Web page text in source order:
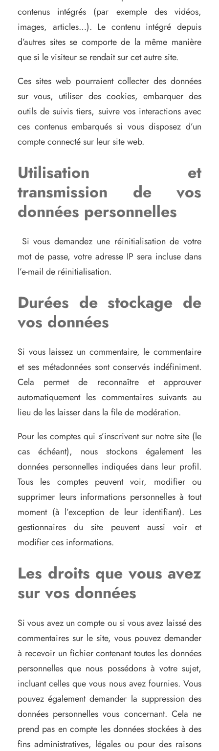
contenus intégrés (par exemple des vidéos,
images, articles…). Le contenu intégré depuis
d’autres sites se comporte de la même manière
que si le visiteur se rendait sur cet autre site.
Ces sites web pourraient collecter des données
sur vous, utiliser des cookies, embarquer des
outils de suivis tiers, suivre vos interactions avec
ces contenus embarqués si vous disposez d’un
compte connecté sur leur site web.
Utilisation et
transmission de vos
données personnelles
Si vous demandez une réinitialisation de votre
mot de passe, votre adresse IP sera incluse dans
l’e-mail de réinitialisation.
Durées de stockage de
vos données
Si vous laissez un commentaire, le commentaire
et ses métadonnées sont conservés indéfiniment.
Cela permet de reconnaître et approuver
automatiquement les commentaires suivants au
lieu de les laisser dans la file de modération.
Pour les comptes qui s’inscrivent sur notre site (le
cas échéant), nous stockons également les
données personnelles indiquées dans leur profil.
Tous les comptes peuvent voir, modifier ou
supprimer leurs informations personnelles à tout
moment (à l’exception de leur identifiant). Les
gestionnaires du site peuvent aussi voir et
modifier ces informations.
Les droits que vous avez
sur vos données
Si vous avez un compte ou si vous avez laissé des
commentaires sur le site, vous pouvez demander
à recevoir un fichier contenant toutes les données
personnelles que nous possédons à votre sujet,
incluant celles que vous nous avez fournies. Vous
pouvez également demander la suppression des
données personnelles vous concernant. Cela ne
prend pas en compte les données stockées à des
fins administratives, légales ou pour des raisons